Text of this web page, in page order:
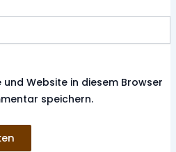
Website in diesem Browser
speichern.